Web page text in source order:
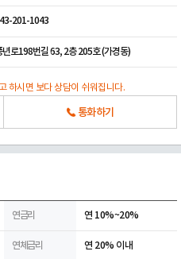
201-1043
년로198번길 63, 2층 205호 (가경동)
하시면 보다 상담이 쉬워집니다.
통화하기
연금리 연 10%~20%
연체금리 연 20% 이내